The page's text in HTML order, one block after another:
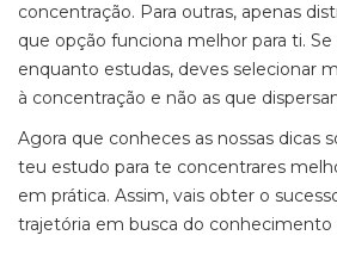
concentração. Para outras, apenas
que opção funciona melhor para ti.
enquanto estudas, deves selecionar
à concentração e não as que
Agora que conheces as nossas dicas
teu estudo para te concentrares
em prática. Assim, vais obter o
trajetória em busca do conhecimento